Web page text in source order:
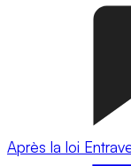
Après la loi